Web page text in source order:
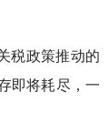
税政策推动的
即将耗尽，一